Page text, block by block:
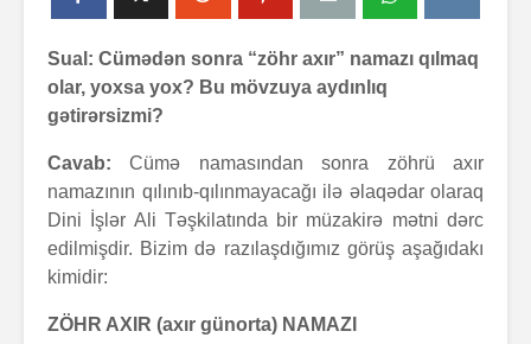
Sual: Cümədən sonra “zöhr axır” namazı qılmaq
olar, yoxsa yox? Bu mövzuya aydınlıq
gətirərsizmi?
Cavab:Cümə namasından sonra zöhrü axır
namazının qılınıb-qılınmayacağı ilə əlaqədar olaraq
Dini İşlər Ali Təşkilatında bir müzakirə mətni dərc
edilmişdir. Bizim də razılaşdığımız görüş aşağıdakı
kimidir:
ZÖHR AXIR (axır günorta) NAMAZI